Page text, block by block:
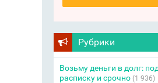
Рубрики
Возьму деньги в долг:
расписку и срочно(1 936)